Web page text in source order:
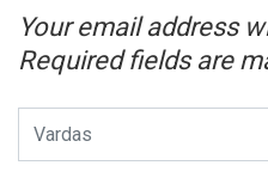
Your email address
Required fields are